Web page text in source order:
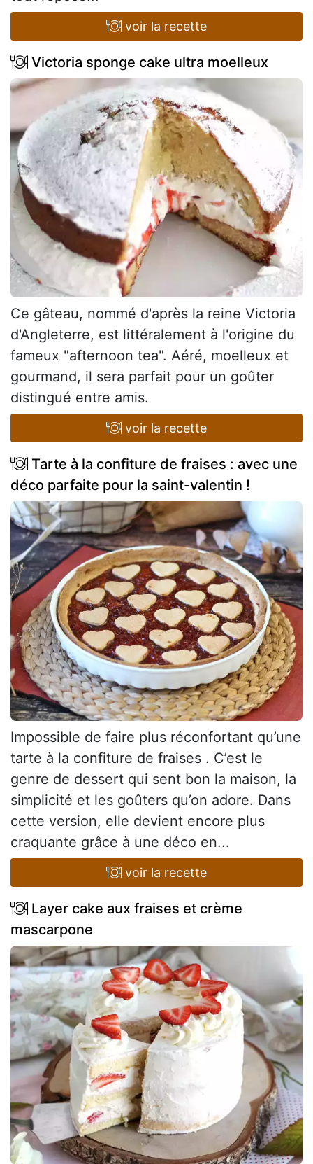
voir la recette
Victoria sponge cake ultra moelleux
Ce gâteau, nommé d'après la reine Victoria
d'Angleterre, est littéralement à l'origine du
fameux "afternoon tea". Aéré, moelleux et
gourmand, il sera parfait pour un goûter
distingué entre amis.
voir la recette
Tarte à la confiture de fraises : avec une
déco parfaite pour la saint-valentin !
Impossible de faire plus réconfortant qu’une
tarte à la confiture de fraises . C’est le
genre de dessert qui sent bon la maison, la
simplicité et les goûters qu’on adore. Dans
cette version, elle devient encore plus
craquante grâce à une déco en...
voir la recette
Layer cake aux fraises et crème
mascarpone